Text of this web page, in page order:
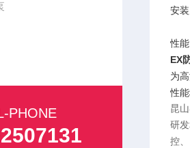
PHONE
安
性
EX
为
性
昆
研
控